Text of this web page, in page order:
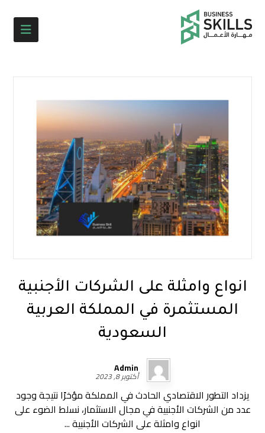
انواع وامثلة على الشركات الأجنبية
المستثمرة في المملكة العربية
السعودية
Admin
أكتوبر 8, 2023
يزداد التطور الاقتصادي الحادث في المملكة مؤخرًا نتيجة وجود
عدد من الشركات الأجنبية في مجال الاستثمار، نسلط الضوء على
انواع وامثلة على الشركات الأجنبية ...